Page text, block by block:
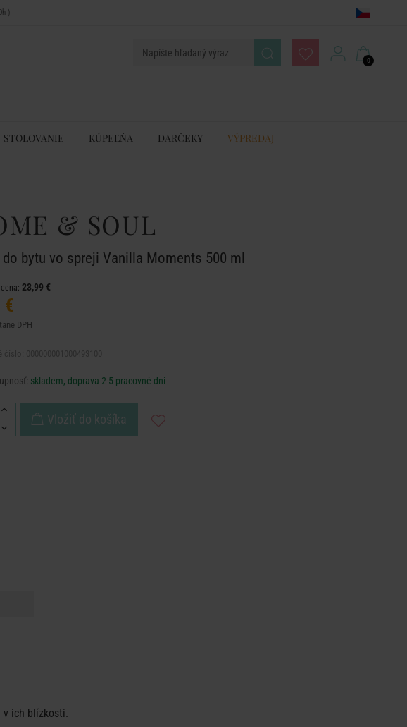
)
0
STOLOVANIE KÚPEĽŇA DARČEKY VÝPREDAJ
& SOUL
do bytu vo spreji Vanilla Moments 500 ml
23,99 €
€
DPH
skladem, doprava 2-5 pracovné dni
Vložiť do košíka
v ich blízkosti.